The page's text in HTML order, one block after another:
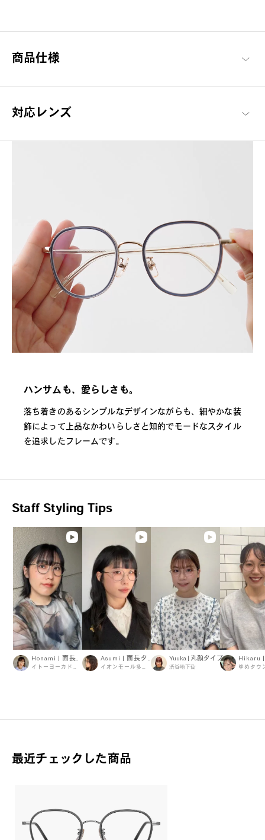
ランドライン。
商品仕様
対応レンズ
ハンサムも、愛らしさも。
落ち着きのあるシンプルなデザインながらも、細やかな装
飾によって上品なかわいらしさと知的でモードなスタイル
を追求したフレームです。
Staff Styling Tips
Honami | 面長タイプ
イトーヨーカドー伊勢原
Asumi | 面長タイプ
イオンモール多摩平の森店
Yuuka | 丸顔タイプ
渋谷地下街
最近チェックした商品